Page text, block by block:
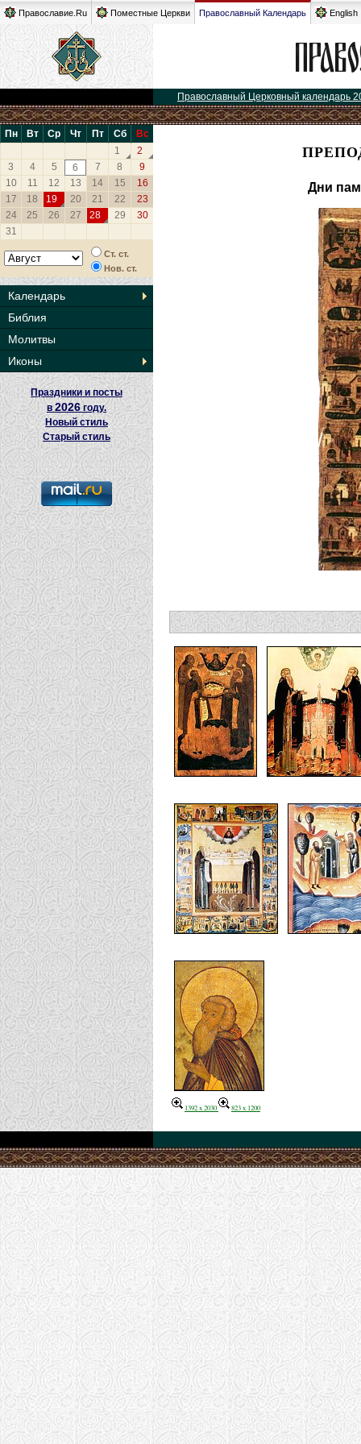
Православие.Ru Поместные Церкви Православный Календарь English
Православный Церковный календарь
Пн Вт Ср Чт Пт Сб
Вс
1
2
3
4 5 6 7 8
9
10
11 12 13 14 15
16
17
18 19 20 21 22
23
24
25 26 27 28 29
30
31
Ст. ст.
Нов. ст.
Календарь
Библия
Молитвы
Иконы
Праздники и посты
в2026 году.
Новый стиль
Старый стиль
Дни
1392 x 2030 823 x 1200